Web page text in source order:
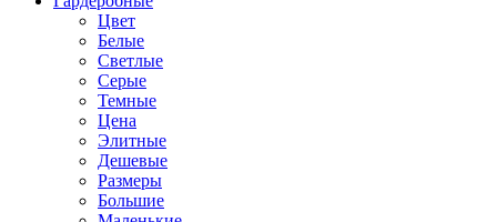
Цвет
Белые
Светлые
Серые
Темные
Цена
Элитные
Дешевые
Размеры
Большие